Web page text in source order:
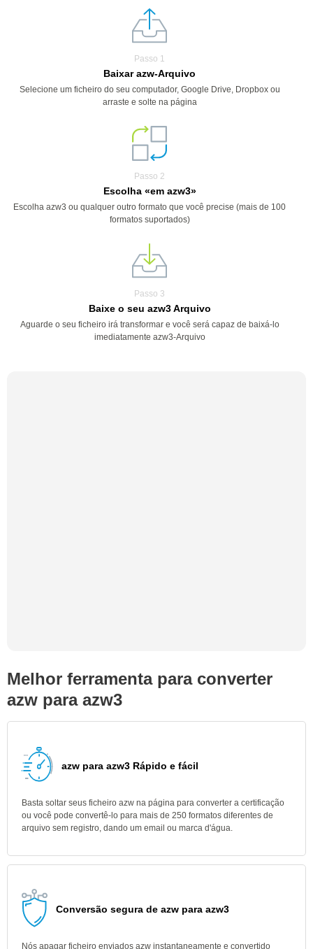
Passo 1
Baixar azw-Arquivo
Selecione um ficheiro do seu computador, Google Drive, Dropbox ou
arraste e solte na página
Passo 2
Escolha «em azw3»
Escolha azw3 ou qualquer outro formato que você precise (mais de 100
formatos suportados)
Passo 3
Baixe o seu azw3 Arquivo
Aguarde o seu ficheiro irá transformar e você será capaz de baixá-lo
imediatamente azw3-Arquivo
Melhor ferramenta para converter
azw para azw3
azw para azw3 Rápido e fácil
Basta soltar seus ficheiro azw na página para converter a certificação
ou você pode convertê-lo para mais de 250 formatos diferentes de
arquivo sem registro, dando um email ou marca d'água.
Conversão segura de azw para azw3
Nós apagar ficheiro enviados azw instantaneamente e convertido